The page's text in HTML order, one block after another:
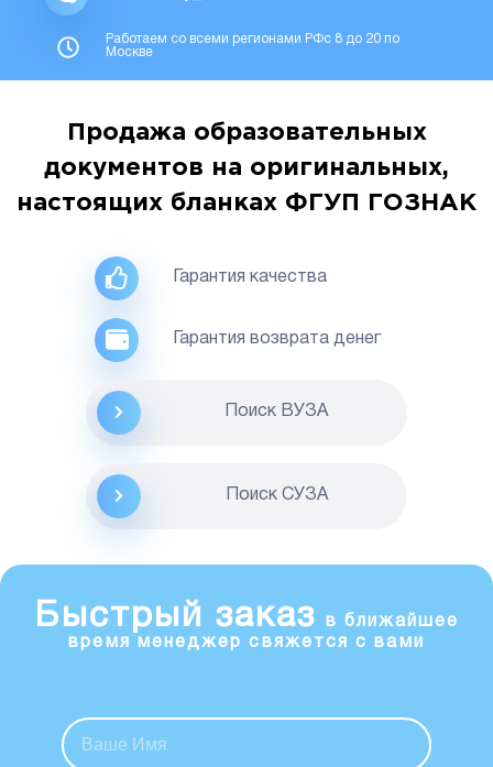
Работаем со всеми регионами РФс 8 до 20 по
Москве
Продажа образовательных
документов на оригинальных,
настоящих бланках ФГУП ГОЗНАК
Гарантия качества
Гарантия возврата денег
Поиск ВУЗА
Поиск CУЗА
Быстрый заказ
в ближайшее
время менеджер свяжется с вами